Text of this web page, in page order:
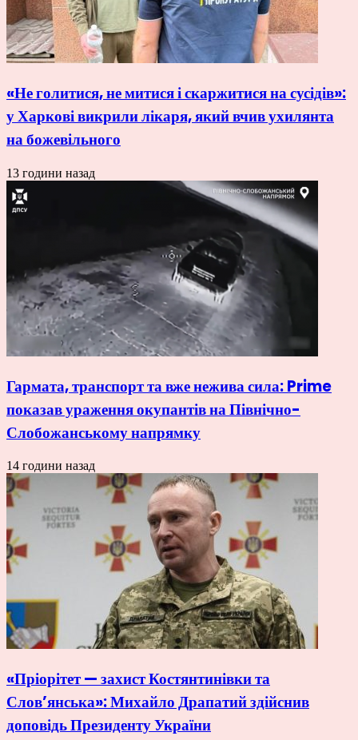
«Не голитися, не митися і скаржитися на сусідів»:
у Харкові викрили лікаря, який вчив ухилянта
на божевільного
13 години назад
Гармата, транспорт та вже нежива сила: Prime
показав ураження окупантів на Північно-
Слобожанському напрямку
14 години назад
«Пріорітет — захист Костянтинівки та
Слов’янська»: Михайло Драпатий здійснив
доповідь Президенту України